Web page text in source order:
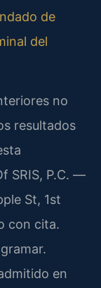
de
del
no
resultados
SRIS, P.C. —
St, 1st
con cita.
en